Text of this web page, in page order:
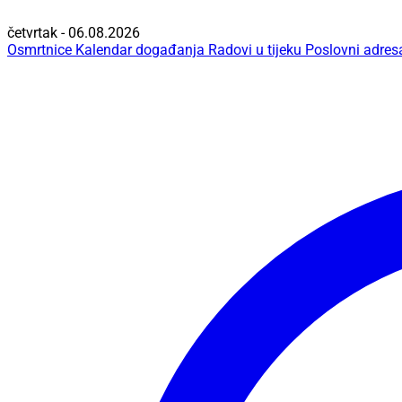
četvrtak - 06.08.2026
Osmrtnice Kalendar događanja Radovi u tijeku Poslovni